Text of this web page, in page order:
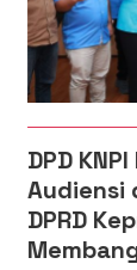
DPD
Audiensi
DPRD